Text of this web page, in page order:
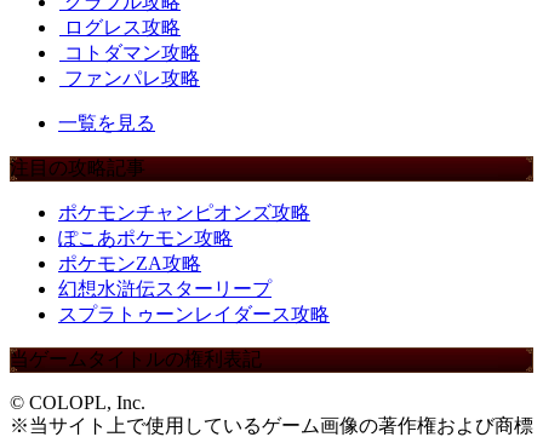
ログレス攻略
コトダマン攻略
ファンパレ攻略
一覧を見る
注目の攻略記事
ポケモンチャンピオンズ攻略
ぽこあポケモン攻略
ポケモンZA攻略
幻想水滸伝スターリープ
スプラトゥーンレイダース攻略
当ゲームタイトルの権利表記
© COLOPL, Inc.
※当サイト上で使用しているゲーム画像の著作権および商標